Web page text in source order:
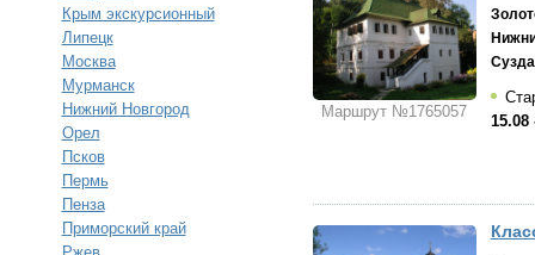
Крым экскурсионный
Липецк
Москва
Мурманск
Нижний Новгород
Орел
Псков
Пермь
Пенза
Приморский край
Маршрут №1765057
15.08